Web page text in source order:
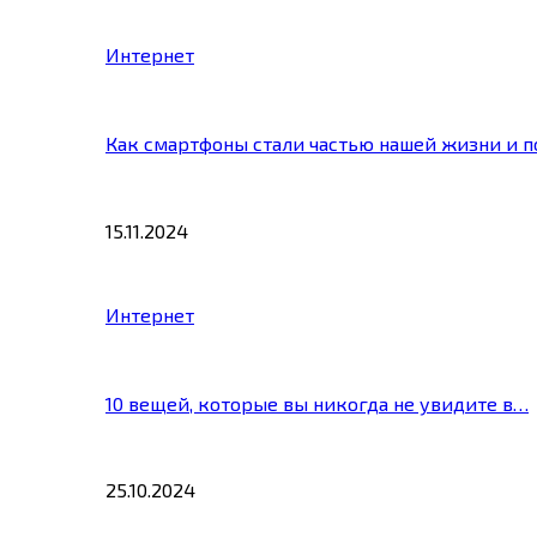
Интернет
Как смартфоны стали частью нашей жизни и
15.11.2024
Интернет
10 вещей, которые вы никогда не увидите в…
25.10.2024